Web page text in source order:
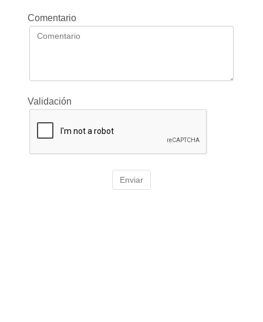
Comentario
Validación